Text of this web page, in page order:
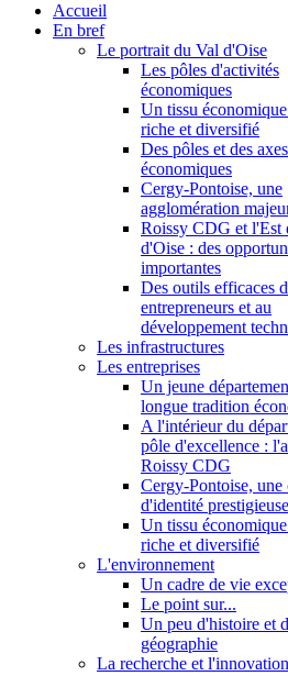
Accueil
En bref
Le portrait du Val d'Oise
Les pôles d'activités
économiques
Un tissu économique
riche et diversifié
Des pôles et des axes
économiques
Cergy-Pontoise, une
agglomération
Roissy CDG et l'Est
d'Oise : des
importantes
Des outils efficaces
entrepreneurs et au
développement
Les infrastructures
Les entreprises
Un jeune
longue tradition
A l'intérieur du
pôle d'excellence :
Roissy CDG
Cergy-Pontoise, une
d'identité prestigieuse
Un tissu économique
riche et diversifié
L'environnement
Un cadre de vie
Le point sur...
Un peu d'histoire et
géographie
La recherche et l'innovation